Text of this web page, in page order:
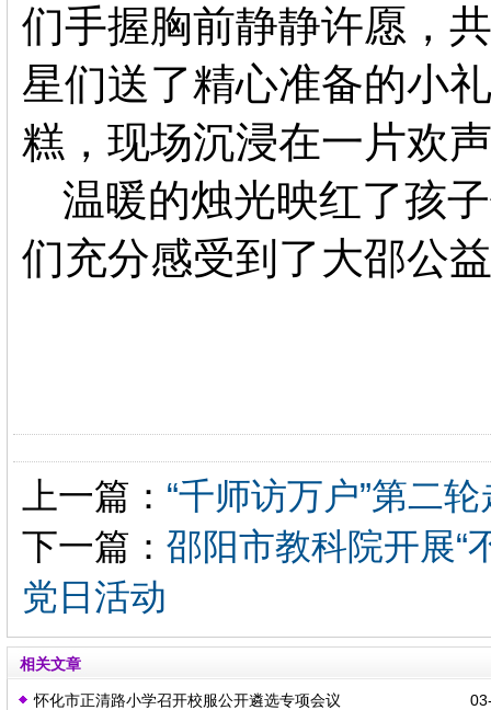
们手握胸前静静许愿，
星们送了精心准备的小
糕，现场沉浸在一片欢
温暖的烛光映红了孩
们充分感受到了大邵公
上一篇： “千师访万户”第二
下一篇： 邵阳市教科院开展“
党日活动
相关文章
怀化市正清路小学召开校服公开遴选专项会议